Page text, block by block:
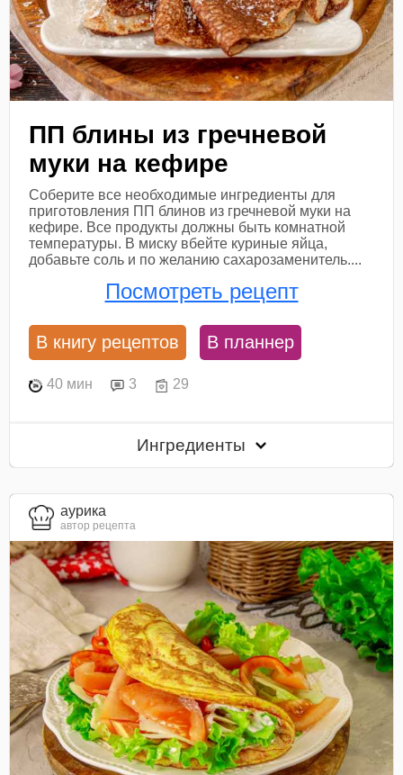
ПП блины из гречневой
муки на кефире
Соберите все необходимые ингредиенты для
приготовления ПП блинов из гречневой муки на
кефире. Все продукты должны быть комнатной
температуры. В миску вбейте куриные яйца,
добавьте соль и по желанию сахарозаменитель....
Посмотреть рецепт
В книгу рецептов В планнер
40 мин 3 29
Ингредиенты
aурика
автор рецепта